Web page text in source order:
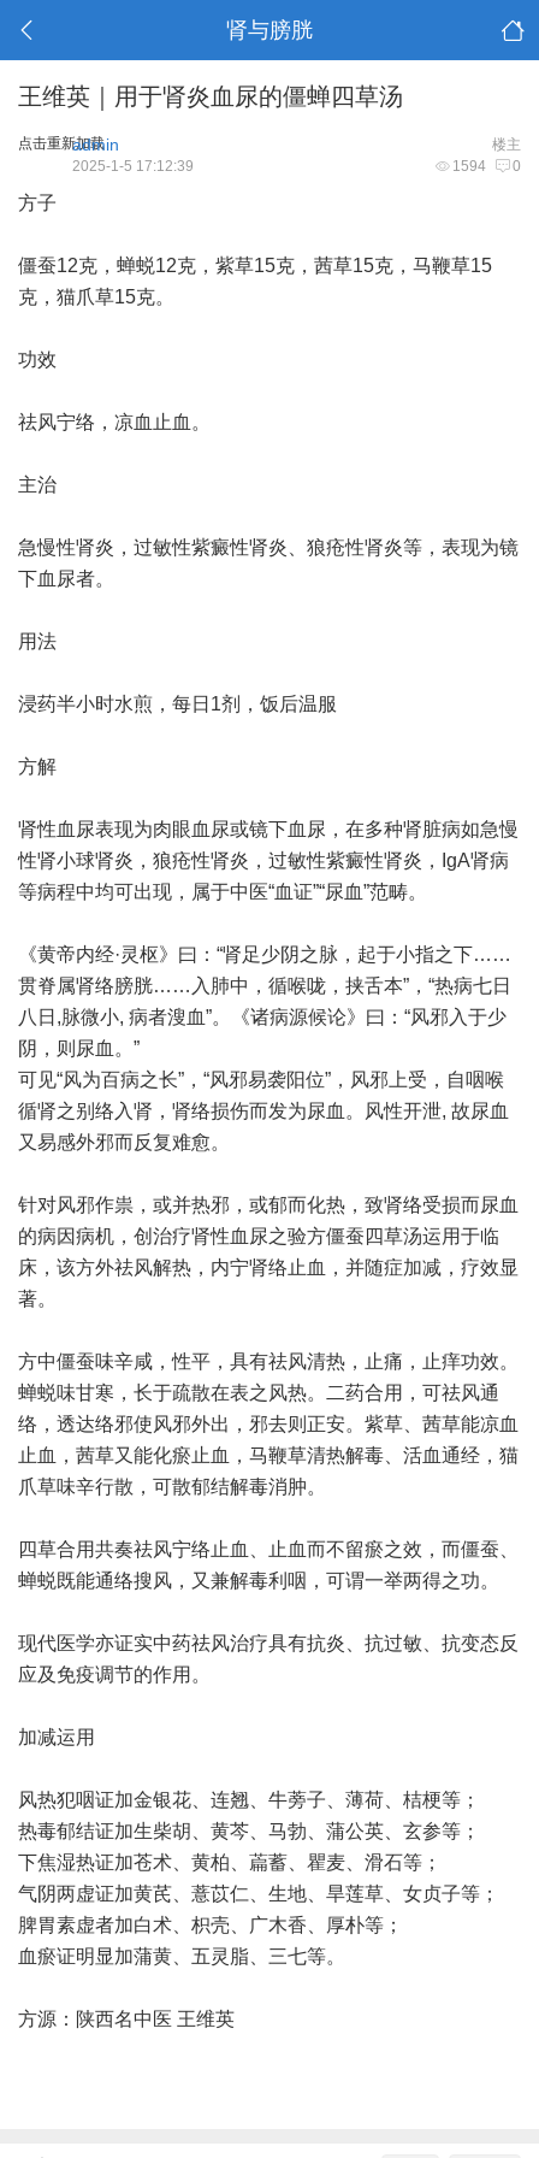
肾与膀胱
王维英｜用于肾炎血尿的僵蝉四草汤
点击重新加载 楼主
admin
1594 0
2025-1-5 17:12:39
方子
僵蚕12克，蝉蜕12克，紫草15克，茜草15克，马鞭草15
克，猫爪草15克。
功效
祛风宁络，凉血止血。
主治
急慢性肾炎，过敏性紫癜性肾炎、狼疮性肾炎等，表现为镜
下血尿者。
用法
浸药半小时水煎，每日1剂，饭后温服
方解
肾性血尿表现为肉眼血尿或镜下血尿，在多种肾脏病如急慢
性肾小球肾炎，狼疮性肾炎，过敏性紫癜性肾炎，IgA肾病
等病程中均可出现，属于中医“血证”“尿血”范畴。
《黄帝内经·灵枢》曰：“肾足少阴之脉，起于小指之下……
贯脊属肾络膀胱……入肺中，循喉咙，挟舌本”，“热病七日
八日,脉微小, 病者溲血”。《诸病源候论》曰：“风邪入于少
阴，则尿血。”
可见“风为百病之长”，“风邪易袭阳位”，风邪上受，自咽喉
循肾之别络入肾，肾络损伤而发为尿血。风性开泄, 故尿血
又易感外邪而反复难愈。
针对风邪作祟，或并热邪，或郁而化热，致肾络受损而尿血
的病因病机，创治疗肾性血尿之验方僵蚕四草汤运用于临
床，该方外祛风解热，内宁肾络止血，并随症加减，疗效显
著。
方中僵蚕味辛咸，性平，具有祛风清热，止痛，止痒功效。
蝉蜕味甘寒，长于疏散在表之风热。二药合用，可祛风通
络，透达络邪使风邪外出，邪去则正安。紫草、茜草能凉血
止血，茜草又能化瘀止血，马鞭草清热解毒、活血通经，猫
爪草味辛行散，可散郁结解毒消肿。
四草合用共奏祛风宁络止血、止血而不留瘀之效，而僵蚕、
蝉蜕既能通络搜风，又兼解毒利咽，可谓一举两得之功。
现代医学亦证实中药祛风治疗具有抗炎、抗过敏、抗变态反
应及免疫调节的作用。
加减运用
风热犯咽证加金银花、连翘、牛蒡子、薄荷、桔梗等；
热毒郁结证加生柴胡、黄芩、马勃、蒲公英、玄参等；
下焦湿热证加苍术、黄柏、萹蓄、瞿麦、滑石等；
气阴两虚证加黄芪、薏苡仁、生地、旱莲草、女贞子等；
脾胃素虚者加白术、枳壳、广木香、厚朴等；
血瘀证明显加蒲黄、五灵脂、三七等。
方源：陕西名中医 王维英